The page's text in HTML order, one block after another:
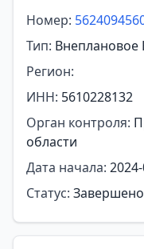
Номер:
Тип:
Регион:
ИНН: 5610228132
Орган контроля:
области
Дата начала:
Статус: Завершено